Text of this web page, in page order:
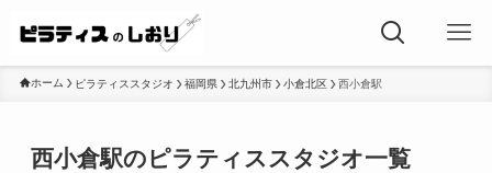
ホーム ピラティススタジオ 福岡県 北九州市 小倉北区 西小倉駅
西小倉駅のピラティススタジオ一覧